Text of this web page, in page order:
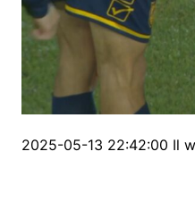
2025-05-13 22:42:00 Il